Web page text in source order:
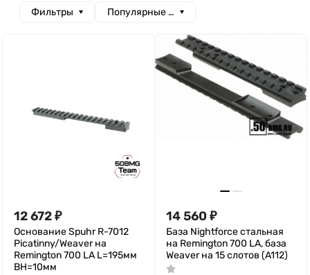
Фильтры Популярные сначала
12 672₽
Основание Spuhr R-7012
Picatinny/Weaver на
Remington 700 LA L=195мм
ВН=10мм
14 560 ₽
База Nightforce стальная
на Remington 700 LA, база
Weaver на 15 слотов (A112)